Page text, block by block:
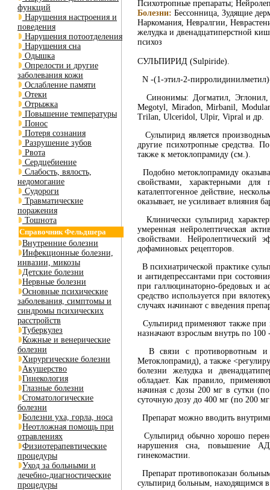
функций
Нарушения настроения и
поведения
Нарушения потоотделения
Нарушения сна
Одышка
Опрелости и другие
заболевания кожи
Ослабление памяти
Отеки
Отрыжка
Повышение температуры
Понос
Потеря сознания
Разрушение зубов
Рвота
Сердцебиение
Слабость, вялость,
недомогание
Судороги
Травматические
поражения
Тошнота
Справочник Фельдшера
Внутренние болезни
Инфекционные болезни,
инвазии, микозы
Детские болезни
Нервные болезни
Основные психические
заболевания, симптомы и
синдромы психических
расстройств
Туберкулез
Кожные и венерические
болезни
Хирургические болезни
Акушерство
Гинекология
Глазные болезни
Стоматологические
болезни
Болезни уха, горла, носа
Неотложная помощь при
отравлениях
Физиотерапевтические
процедуры
Уход за больными и
лечебно-диагностические
процедуры
Психотропные препараты;
Болезни: Бессонница, Зудящие
Наркомания, Невралгии,
желудка и двенадцатиперстной
психоз
СУЛЬПИРИД (Sulpiride).
N -(1-этил-2-
Синонимы: Догматил,
Megotyl, Miradon, Mirbanil,
Trilan, Ulceridol, Ulpir, Vipral и др.
Сульпирид является
другие психотропные средства.
также к метоклопрамиду (см.).
Подобно метоклопрамиду
свойствами, характерными для
каталептогенное действие,
оказывает, не усиливает влияния
Клинически сульпирид
умеренная нейролептическая
свойствами. Нейролептический
дофаминовых рецепторов.
В психиатрической практике
и антидепрессантами при
при галлюцинаторно-бредовых и
средство используется при
случаях начинают с введения
Сульпирид применяют также при
назначают взрослым внутрь по
В связи с противорвотным и
Метоклопрамид), а также
болезни желудка и
обладает. Как правило,
начиная с дозы 200 мг в сутки
суточную дозу до 400 мг (по 200
Препарат можно вводить
Сульпирид обычно хорошо
нарушения сна, повышение
гинекомастии.
Препарат противопоказан
сульпирид больным, находящимся